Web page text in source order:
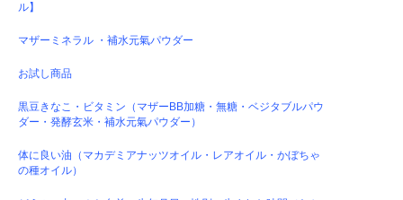
ル】
マザーミネラル ・補水元氣パウダー
お試し商品
黒豆きなこ・ビタミン（マザーBB加糖・無糖・ベジタブルパウ
ダー・発酵玄米・補水元氣パウダー）
体に良い油（マカデミアナッツオイル・レアオイル・かぼちゃ
の種オイル）